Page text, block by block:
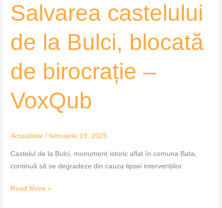
Salvarea castelului
de la Bulci, blocată
de birocrație –
VoxQub
Actualitate /februarie 19, 2025
Castelul de la Bulci, monument istoric aflat în comuna Bata,
continuă să se degradeze din cauza lipsei intervențiilor.
Read More »